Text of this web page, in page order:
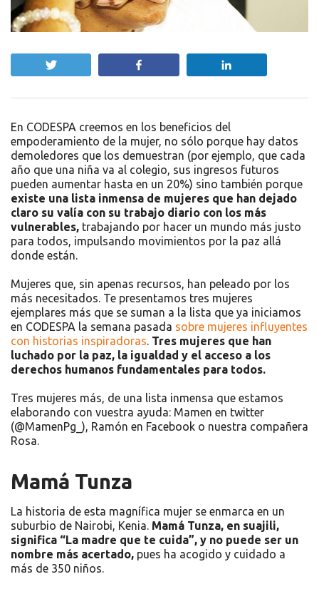
En CODESPA creemos en los beneficios del
empoderamiento de la mujer, no sólo porque hay datos
demoledores que los demuestran (por ejemplo, que cada
año que una niña va al colegio, sus ingresos futuros
pueden aumentar hasta en un 20%) sino también porque
existe una lista inmensa de mujeres que han dejado
claro su valía con su trabajo diario con los más
vulnerables, trabajando por hacer un mundo más justo
para todos, impulsando movimientos por la paz allá
donde están.
Mujeres que, sin apenas recursos, han peleado por los
más necesitados. Te presentamos tres mujeres
ejemplares más que se suman a la lista que ya iniciamos
en CODESPA la semana pasada sobre mujeres influyentes
con historias inspiradoras. Tres mujeres que han
luchado por la paz, la igualdad y el acceso a los
derechos humanos fundamentales para todos.
Tres mujeres más, de una lista inmensa que estamos
elaborando con vuestra ayuda: Mamen en twitter
(@MamenPg_), Ramón en Facebook o nuestra compañera
Rosa.
Mamá Tunza
La historia de esta magnífica mujer se enmarca en un
suburbio de Nairobi, Kenia. Mamá Tunza, en suajili,
significa “La madre que te cuida”, y no puede ser un
nombre más acertado, pues ha acogido y cuidado a
más de 350 niños.